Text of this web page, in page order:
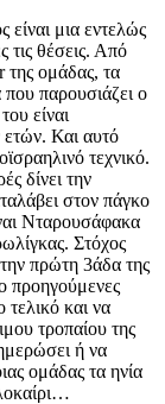
είναι μια εντελώς
τις θέσεις. Από
της ομάδας, τα
που παρουσιάζει ο
είναι
ετών. Και αυτό
τεχνικό.
δίνει την
στον πάγκο
Νταρουσάφακα
Στόχος
πρώτη 3άδα της
προηγούμενες
τελικό και να
τροπαίου της
ή να
ομάδας τα ηνία